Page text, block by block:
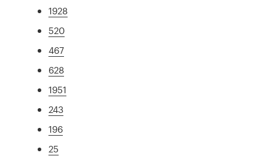
1928
520
467
628
1951
243
196
25